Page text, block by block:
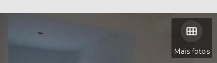
Mais fotos